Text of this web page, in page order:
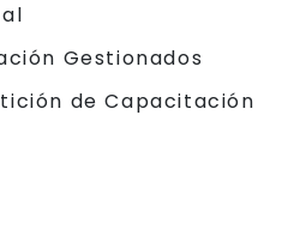
Gestionados
de Capacitación